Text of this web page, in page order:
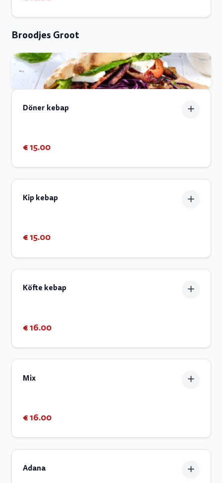
Broodjes Groot
Döner kebap
€ 15.00
Kip kebap
€ 15.00
Köfte kebap
€ 16.00
Mix
€ 16.00
Adana